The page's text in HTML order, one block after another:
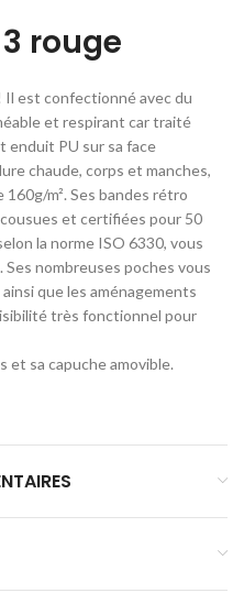
rouge
est confectionné avec du
et respirant car traité
enduit PU sur sa face
chaude, corps et manches,
m². Ses bandes rétro
et certifiées pour 50
la norme ISO 6330, vous
nombreuses poches vous
que les aménagements
très fonctionnel pour
et sa capuche amovible.